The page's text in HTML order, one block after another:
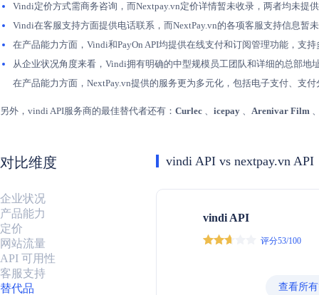
Vindi定价方式需商务咨询，而Nextpay.vn定价详情暂未收录，两者均未提
Vindi在客服支持方面提供电话联系，而NextPay.vn的各项客服支持信息暂
在产品能力方面，Vindi和PayOn API均提供在线支付和订阅管理功能，支
从企业状况角度来看，Vindi拥有明确的中型规模员工团队和详细的总部
在产品能力方面，NextPay.vn提供的服务更为多元化，包括电子支付、支
另外，vindi API服务商的最佳替代者还有： Curlec 、 icepay 、 Arenivar Film
对比维度
企业状况
产品能力
定价
网站流量
API 可用性
客服支持
替代品
vindi API vs nextpay.vn API
vindi API
评分53/100
查看所